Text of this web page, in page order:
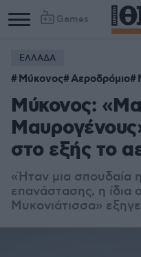
Games
ΕΛΛΑΔΑ
Μύκονος Αεροδρόμιο
Μύκονος:
στο εξής το
«Ήταν μια σπουδαία
επανάστασης, η ίδια
Μυκονιάτισσα»